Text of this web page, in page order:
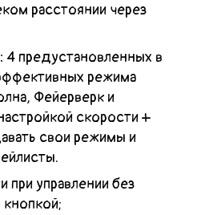
расстоянии через
4 предустановленных в
режима
Фейерверк и
скорости +
свои режимы и
при управлении без